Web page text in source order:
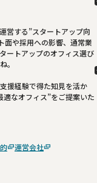
営する”スタートアップ向
面や採用への影響、通常業
ートアップのオフィス選び
。
援経験で得た知見を活か
なオフィス”をご提案いた
運営会社